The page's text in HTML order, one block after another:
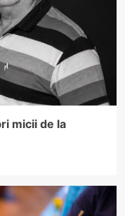
micii de la